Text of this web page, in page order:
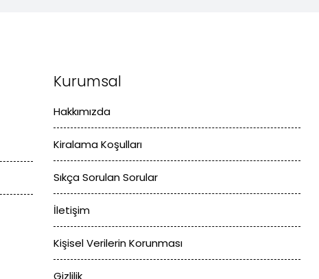
Kurumsal
Hakkımızda
Kiralama Koşulları
Sıkça Sorulan Sorular
İletişim
Kişisel Verilerin Korunması
Gizlilik